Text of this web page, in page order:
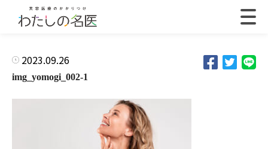
2023.09.26
img_yomogi_002-1